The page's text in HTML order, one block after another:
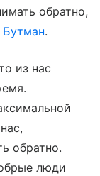
обратно,
.
из нас
обратно.
люди